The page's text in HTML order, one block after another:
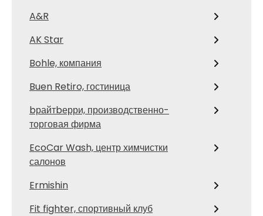
A&R
AK Star
Bohle, компания
Buen Retiro, гостиница
bрайтbерри, производственно-
торговая фирма
EcoCar Wash, центр химчистки
салонов
Ermishin
Fit fighter, спортивный клуб